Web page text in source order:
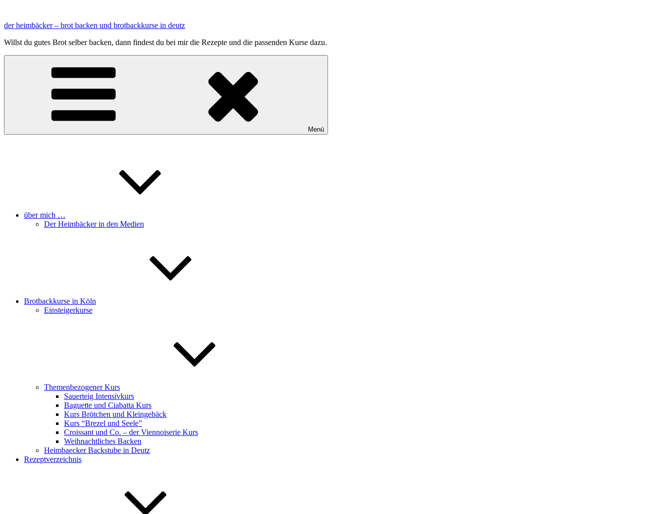
springen
der heimbäcker – brot backen und brotbackkurse in deutz
Willst du gutes Brot selber backen, dann findest du bei mir die Rezepte und die passenden Kurse dazu.
Menü
über mich …
Der Heimbäcker in den Medien
Brotbackkurse in Köln
Einsteigerkurse
Themenbezogener Kurs
Sauerteig Intensivkurs
Baguette und Ciabatta Kurs
Kurs Brötchen und Kleingebäck
Kurs “Brezel und Seele”
Croissant und Co. – der Viennoiserie Kurs
Weihnachtliches Backen
Heimbaecker Backstube in Deutz
Rezeptverzeichnis